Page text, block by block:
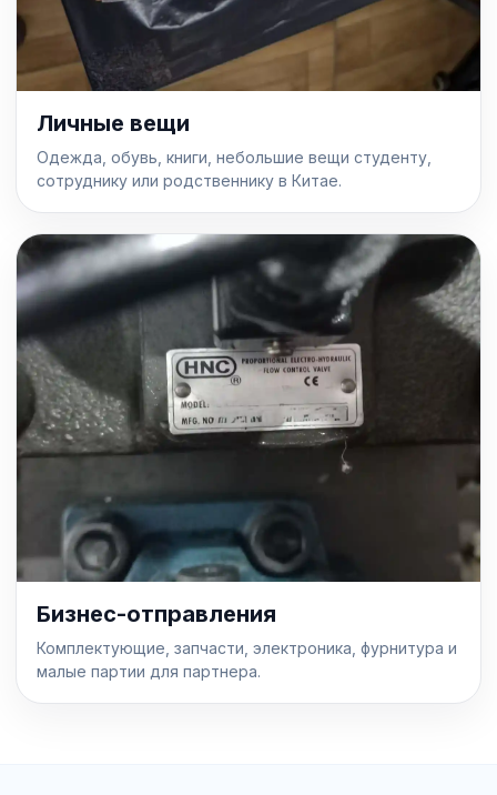
Личные вещи
Одежда, обувь, книги, небольшие вещи студенту,
сотруднику или родственнику в Китае.
Бизнес-отправления
Комплектующие, запчасти, электроника, фурнитура и
малые партии для партнера.